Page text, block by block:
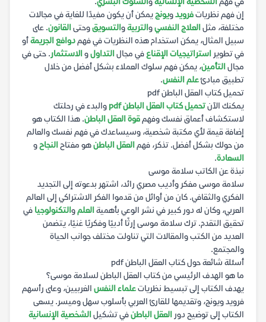
إن فهم نظرياتفرويدويونجيمكن أن يكون مفيدًا للغاية في مجالات
مختلفة، مثلالعلاج النفسيوالتربيةوالتسويقوحتىالقانون. على
سبيل المثال، يمكن استخدام هذه النظريات في فهمدوافع الجريمةأو
في تطوير استراتيجيات الإقناعفي مجالالتداولوالاستثمار. حتى في
مجالالتأمين، يمكن فهم سلوك العملاء بشكل أفضل من خلال
تطبيق مبادئعلم النفس.
تحميل كتاب العقل الباطن pdf
يمكنك الآنتحميل كتاب العقل الباطن pdf
والبدء في رحلتك
لاستكشاف أعماق نفسك وفهمقوة العقل الباطن. هذا الكتاب هو
إضافة قيمة لأي مكتبة شخصية، وسيساعدك في فهم نفسك والعالم
من حولك بشكل أفضل. تذكر، فهمالعقل الباطنهو مفتاحالنجاحو
السعادة.
نبذة عن الكاتب سلامة موسى
سلامة موسى مفكر وأديب مصري رائد، اشتهر بدعوته إلى التجديد
الفكري والثقافي. كان من أوائل من قدموا الفكر الاشتراكي إلى العالم
العربي، وكان له دور كبير في نشر الوعي بأهميةالعلموالتكنولوجيا في
تحقيق التقدم. ترك سلامة موسى إرثًا أدبيًا وفكريًا غنيًا، يتضمن
العديد من الكتب والمقالات التي تناولت مختلف جوانب الحياة
والمجتمع.
أسئلة شائعة حول كتاب العقل الباطن pdf
ما هو الهدف الرئيسي من كتاب العقل الباطن لسلامة موسى؟
يهدف الكتاب إلى تبسيط نظرياتعلماء النفس الغربيين، وعلى رأسهم
فرويد ويونج، وتقديمها للقارئ العربي بأسلوب سهل وميسر. يسعى
الكتاب إلى توضيح دور العقل الباطنفي تشكيلالشخصية الإنسانية